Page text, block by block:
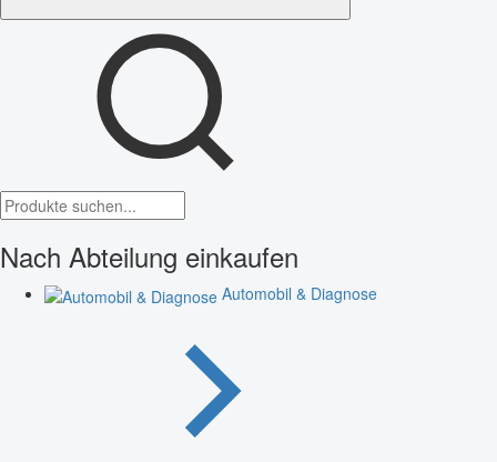
Nach Abteilung einkaufen
Automobil & Diagnose